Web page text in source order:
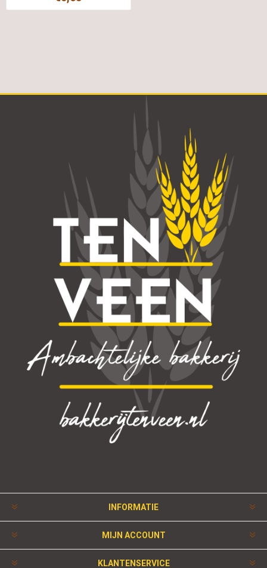
INFORMATIE
MIJN ACCOUNT
KLANTENSERVICE